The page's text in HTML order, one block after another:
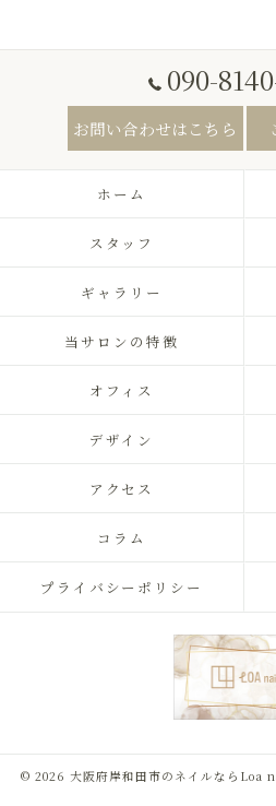
090-
お問い合わせはこちら
ホーム
スタッフ
ギャラリー
当サロンの特徴
オフィス
デザイン
アクセス
コラム
プライバシーポリシー
© 2026 大阪府岸和田市のネイルなら